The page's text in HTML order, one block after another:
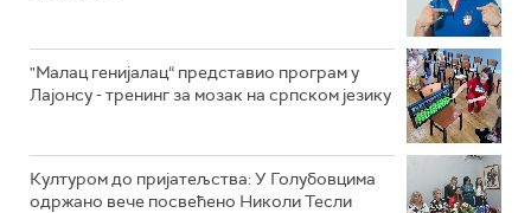
"Малац генијалац“ представио програм у
Лајонсу - тренинг за мозак на српском језику
Културом до пријатељства: У Голубовцима
одржано вече посвећено Николи Тесли